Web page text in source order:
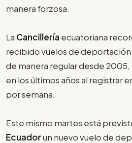
manera forzosa.
La Cancillería ecuatoriana
recibido vuelos de
de manera regular desde
en los últimos años al registrar
por semana.
Este mismo martes está
Ecuadorun nuevo vuelo de